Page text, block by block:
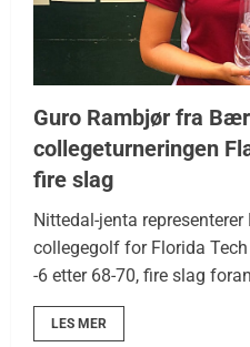
Guro Rambjør fra
collegeturneringen
fire slag
Nittedal-jenta
collegegolf for Florida
-6 etter 68-70, fire slag
LES MER